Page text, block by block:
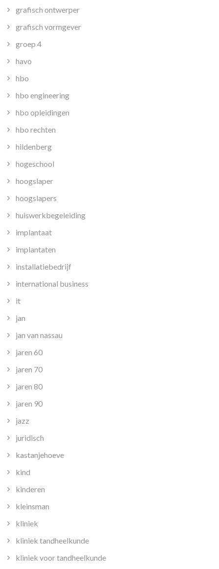
grafisch ontwerper
grafisch vormgever
groep 4
havo
hbo
hbo engineering
hbo opleidingen
hbo rechten
hildenberg
hogeschool
hoogslaper
hoogslapers
huiswerkbegeleiding
implantaat
implantaten
installatiebedrijf
international business
it
jan
jan van nassau
jaren 60
jaren 70
jaren 80
jaren 90
jazz
juridisch
kastanjehoeve
kind
kinderen
kleinsman
kliniek
kliniek tandheelkunde
kliniek voor tandheelkunde